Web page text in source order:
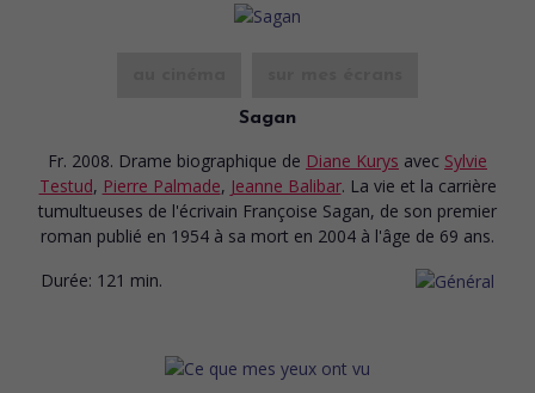
Sagan
Fr. 2008. Drame biographique de Diane Kurys avec Sylvie
Testud, Pierre Palmade, Jeanne Balibar. La vie et la carrière
tumultueuses de l'écrivain Françoise Sagan, de son premier
roman publié en 1954 à sa mort en 2004 à l'âge de 69 ans.
Durée: 121 min.